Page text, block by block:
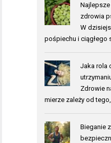
zdrowia
W
pośpiechu i ciągłego
Jaka rola
Zdrowie
mierze zależy od tego,
Bieganie